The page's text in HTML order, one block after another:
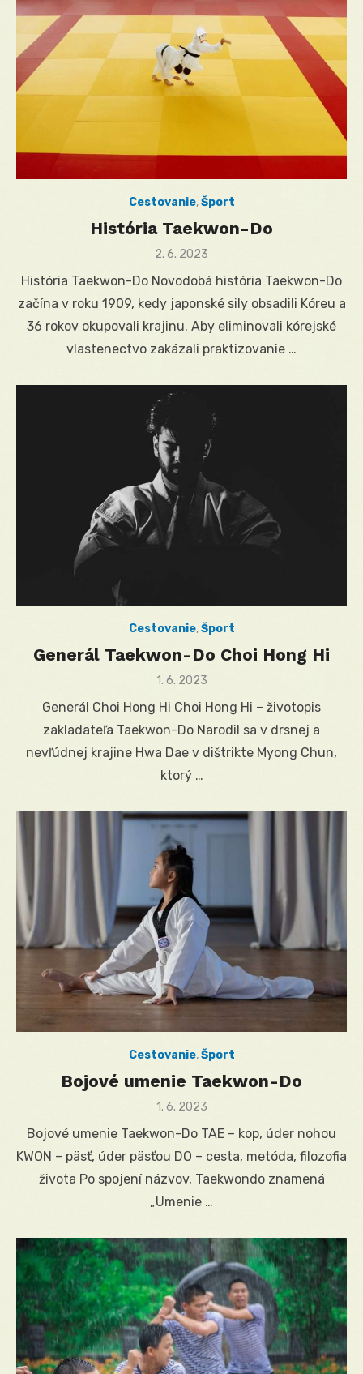
Cestovanie,Šport
História Taekwon-Do
Posted
2. 6. 2023
História Taekwon-Do Novodobá história Taekwon-Do
začína v roku 1909, kedy japonské sily obsadili Kóreu a
36 rokov okupovali krajinu. Aby eliminovali kórejské
vlastenectvo zakázali praktizovanie …
Cestovanie,Šport
Generál Taekwon-Do Choi Hong Hi
Posted
1. 6. 2023
Generál Choi Hong Hi Choi Hong Hi – životopis
zakladateľa Taekwon-Do Narodil sa v drsnej a
nevľúdnej krajine Hwa Dae v dištrikte Myong Chun,
ktorý …
Cestovanie,Šport
Bojové umenie Taekwon-Do
Posted
1. 6. 2023
Bojové umenie Taekwon-Do TAE – kop, úder nohou
KWON – päsť, úder päsťou DO – cesta, metóda, filozofia
života Po spojení názvov, Taekwondo znamená
„Umenie …